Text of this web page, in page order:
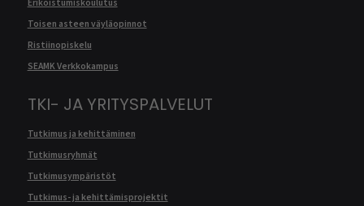
Toisen asteen väyläopinnot
Ristiinopiskelu
SEAMK Verkkokampus
TKI- JA YRITYSPALVELUT
Tutkimus ja kehittäminen
Tutkimusryhmät
Tutkimusympäristöt
Tutkimus- ja kehittämisprojektit